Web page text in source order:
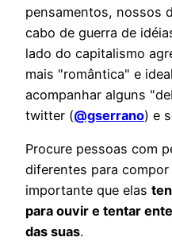
pensamentos, nossos
cabo de guerra de
lado do capitalismo
mais "romântica" e
acompanhar alguns
twitter (@gserrano) e
Procure pessoas com
diferentes para
importante que elas
para ouvir e tentar
das suas.